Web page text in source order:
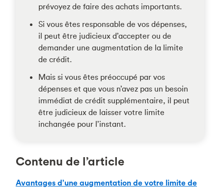
prévoyez de faire des achats importants.
Si vous êtes responsable de vos dépenses,
il peut être judicieux d’accepter ou de
demander une augmentation de la limite
de crédit.
Mais si vous êtes préoccupé par vos
dépenses et que vous n’avez pas un besoin
immédiat de crédit supplémentaire, il peut
être judicieux de laisser votre limite
inchangée pour l’instant.
Contenu de l’article
Avantages d’une augmentation de votre limite de